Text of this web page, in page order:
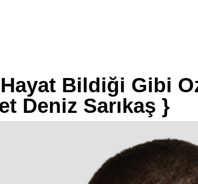
Bildiği Gibi
Deniz Sarıkaş }